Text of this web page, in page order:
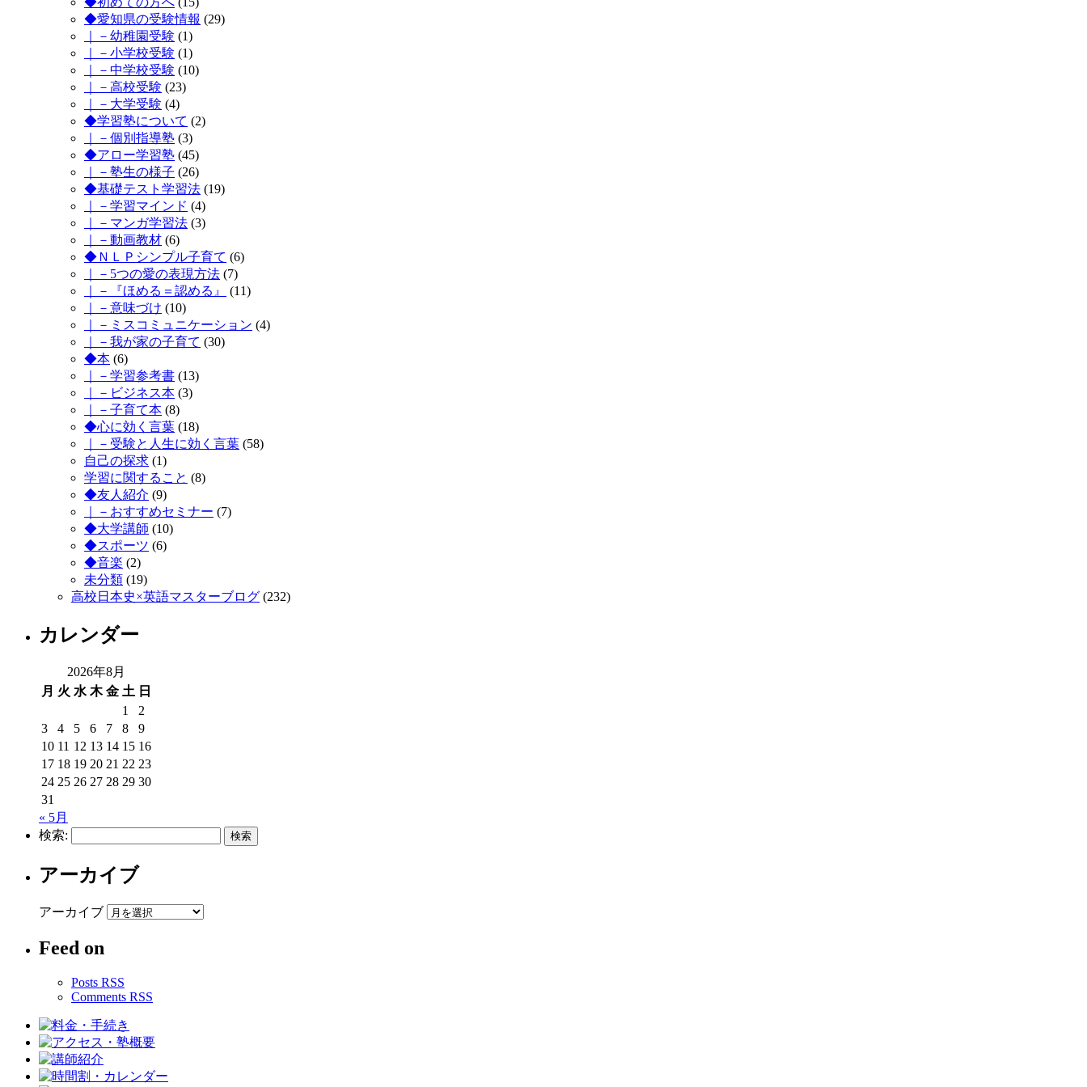
◆愛知県の受験情報 (29)
｜－幼稚園受験 (1)
｜－小学校受験 (1)
｜－中学校受験 (10)
｜－高校受験 (23)
｜－大学受験 (4)
◆学習塾について (2)
｜－個別指導塾 (3)
◆アロー学習塾 (45)
｜－塾生の様子 (26)
◆基礎テスト学習法 (19)
｜－学習マインド (4)
｜－マンガ学習法 (3)
｜－動画教材 (6)
◆ＮＬＰシンプル子育て (6)
｜－5つの愛の表現方法 (7)
｜－『ほめる＝認める』
(11)
｜－意味づけ (10)
｜－ミスコミュニケーション (4)
｜－我が家の子育て (30)
◆本 (6)
｜－学習参考書 (13)
｜－ビジネス本 (3)
｜－子育て本 (8)
◆心に効く言葉 (18)
｜－受験と人生に効く言葉 (58)
自己の探求 (1)
学習に関すること (8)
◆友人紹介 (9)
｜－おすすめセミナー (7)
◆大学講師 (10)
◆スポーツ (6)
◆音楽 (2)
未分類 (19)
高校日本史×英語マスターブログ (232)
カレンダー
2026年8月
月 火 水 木 金 土 日
1
2
3
4 5 6 7 8
9
10 11 12 13 14 15 16
17 18 19 20 21 22 23
24 25 26 27 28 29 30
31
« 5月
検索:
アーカイブ
アーカイブ
Feed on
Posts RSS
Comments RSS